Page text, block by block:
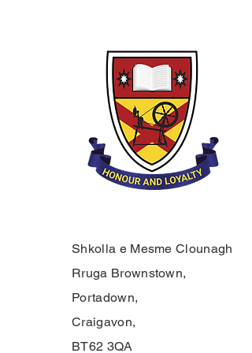
Shkolla e Mesme Clounagh
Rruga Brownstown,
Portadown,
Craigavon,
BT62 3QA